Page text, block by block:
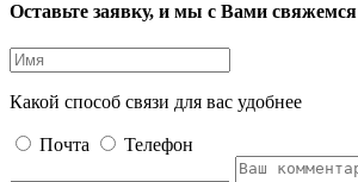
Оставьте заявку, и мы с Вами свяжемся
Какой способ связи для вас удобнее
Почта Телефон